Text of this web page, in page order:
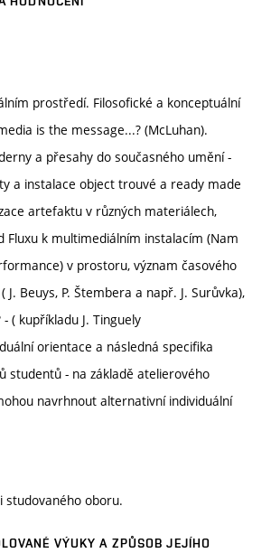
prostředí. Filosofické a konceptuální
is the message...? (McLuhan).
a přesahy do současného umění -
a instalace object trouvé a ready made
artefaktu v různých materiálech,
Fluxu k multimediálním instalacím (Nam
v prostoru, význam časového
Beuys, P. Štembera a např. J. Surůvka),
( kupříkladu J. Tinguely
orientace a následná specifika
studentů - na základě atelierového
navrhnout alternativní individuální
studovaného oboru.
VÝUKY A ZPŮSOB JEJÍHO